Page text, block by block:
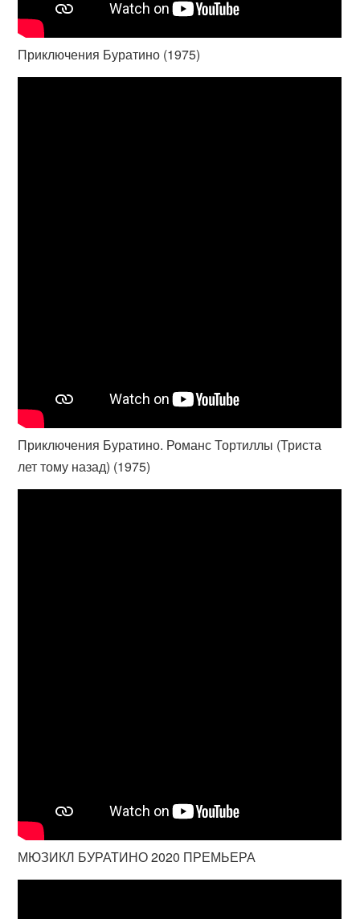
Приключения Буратино (1975)
Приключения Буратино. Романс Тортиллы (Триста
лет тому назад) (1975)
МЮЗИКЛ БУРАТИНО 2020 ПРЕМЬЕРА